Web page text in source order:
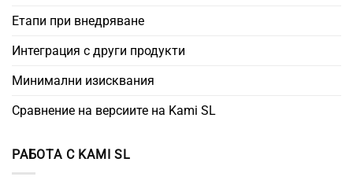
Етапи при внедряване
Интеграция с други продукти
Минимални изисквания
Сравнение на версиите на Kami SL
РАБОТА С KAMI SL